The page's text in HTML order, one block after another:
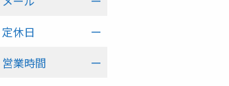
定休日
ー
営業時間
ー